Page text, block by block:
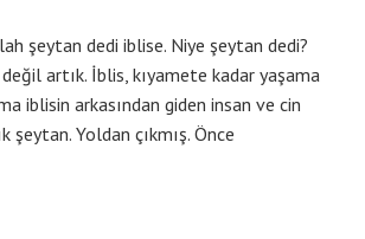
şeytan dedi iblise. Niye şeytan dedi?
artık. İblis, kıyamete kadar yaşama
iblisin arkasından giden insan ve cin
şeytan. Yoldan çıkmış. Önce